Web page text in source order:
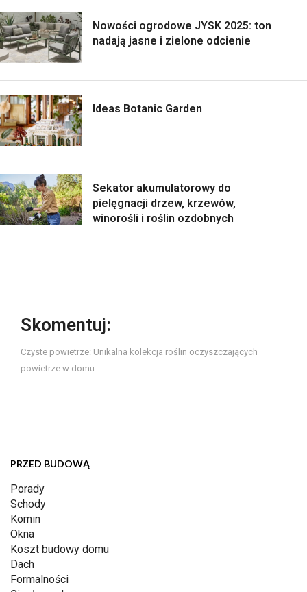
Nowości ogrodowe JYSK 2025: ton
nadają jasne i zielone odcienie
Ideas Botanic Garden
Sekator akumulatorowy do
pielęgnacji drzew, krzewów,
winorośli i roślin ozdobnych
Skomentuj:
Czyste powietrze: Unikalna kolekcja roślin oczyszczających
powietrze w domu
PRZED BUDOWĄ
Porady
Schody
Komin
Okna
Koszt budowy domu
Dach
Formalności